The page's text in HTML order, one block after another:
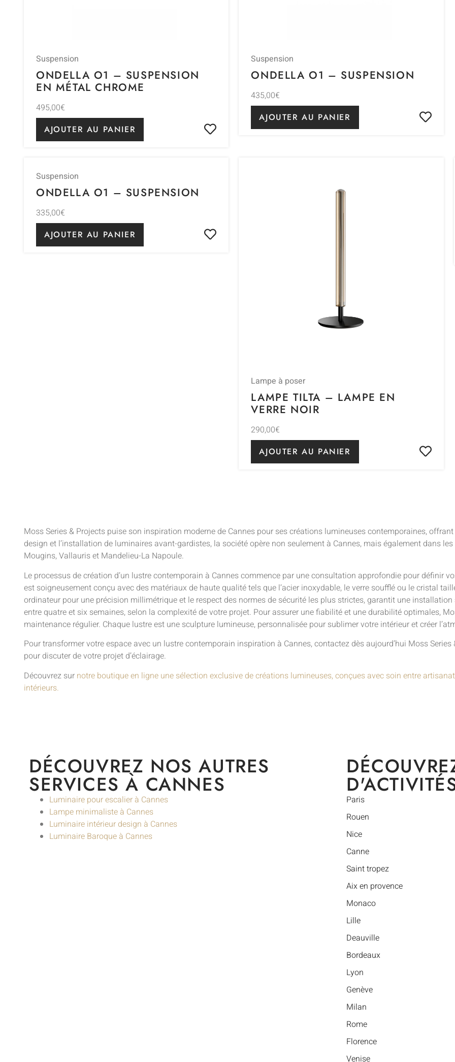
Suspension
ONDELLA O1 – SUSPENSION
EN MÉTAL CHROME
495,00€
AJOUTER AU PANIER
Suspension
ONDELLA O1 – SUSPENSION
435,00€
AJOUTER AU PANIER
Suspension
ONDELLA O1 – SUSPENSION
335,00€
AJOUTER AU PANIER
Lampe à poser
LAMPE TILTA – LAMPE EN
VERRE NOIR
290,00€
AJOUTER AU PANIER
Moss Series & Projects puise son inspiration moderne de Cannes pour ses créations lumineuses contemporaines,
design et l’installation de luminaires avant-gardistes, la société opère non seulement à Cannes, mais également dans
Mougins, Vallauris et Mandelieu-La Napoule.
Le processus de création d’un lustre contemporain à Cannes commence par une consultation approfondie pour définir
est soigneusement conçu avec des matériaux de haute qualité tels que l’acier inoxydable, le verre soufflé ou le cristal
ordinateur pour une précision millimétrique et le respect des normes de sécurité les plus strictes, garantit une
entre quatre et six semaines, selon la complexité de votre projet. Pour assurer une fiabilité et une durabilité optimales,
maintenance régulier. Chaque lustre est une sculpture lumineuse, personnalisée pour sublimer votre intérieur et créer
Pour transformer votre espace avec un lustre contemporain inspiration à Cannes, contactez dès aujourd’hui Moss
pour discuter de votre projet d’éclairage.
Découvrez sur notre boutique en ligne une sélection exclusive de créations lumineuses, conçues avec soin entre
intérieurs.
DÉCOUVREZ NOS AUTRES
SERVICES À CANNES
Luminaire pour escalier à Cannes
Lampe minimaliste à Cannes
Luminaire intérieur design à Cannes
Luminaire Baroque à Cannes
Paris
Rouen
Nice
Canne
Saint tropez
Aix en provence
Monaco
Lille
Deauville
Bordeaux
Lyon
Genève
Milan
Rome
Florence
Venise